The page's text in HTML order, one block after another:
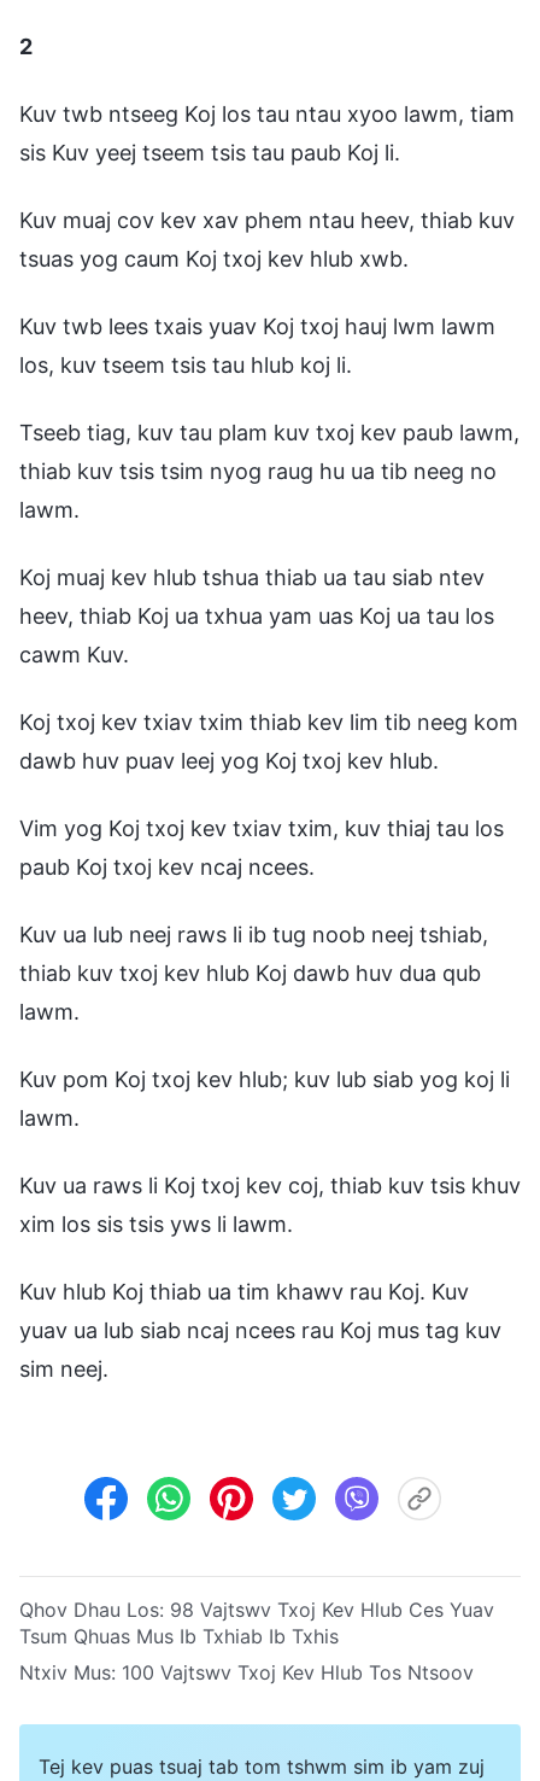
2
Kuv twb ntseeg Koj los tau ntau xyoo lawm, tiam
sis Kuv yeej tseem tsis tau paub Koj li.
Kuv muaj cov kev xav phem ntau heev, thiab kuv
tsuas yog caum Koj txoj kev hlub xwb.
Kuv twb lees txais yuav Koj txoj hauj lwm lawm
los, kuv tseem tsis tau hlub koj li.
Tseeb tiag, kuv tau plam kuv txoj kev paub lawm,
thiab kuv tsis tsim nyog raug hu ua tib neeg no
lawm.
Koj muaj kev hlub tshua thiab ua tau siab ntev
heev, thiab Koj ua txhua yam uas Koj ua tau los
cawm Kuv.
Koj txoj kev txiav txim thiab kev lim tib neeg kom
dawb huv puav leej yog Koj txoj kev hlub.
Vim yog Koj txoj kev txiav txim, kuv thiaj tau los
paub Koj txoj kev ncaj ncees.
Kuv ua lub neej raws li ib tug noob neej tshiab,
thiab kuv txoj kev hlub Koj dawb huv dua qub
lawm.
Kuv pom Koj txoj kev hlub; kuv lub siab yog koj li
lawm.
Kuv ua raws li Koj txoj kev coj, thiab kuv tsis khuv
xim los sis tsis yws li lawm.
Kuv hlub Koj thiab ua tim khawv rau Koj. Kuv
yuav ua lub siab ncaj ncees rau Koj mus tag kuv
sim neej.
Qhov Dhau Los: 98 Vajtswv Txoj Kev Hlub Ces Yuav
Tsum Qhuas Mus Ib Txhiab Ib Txhis
Ntxiv Mus: 100 Vajtswv Txoj Kev Hlub Tos Ntsoov
Tej kev puas tsuaj tab tom tshwm sim ib yam zuj